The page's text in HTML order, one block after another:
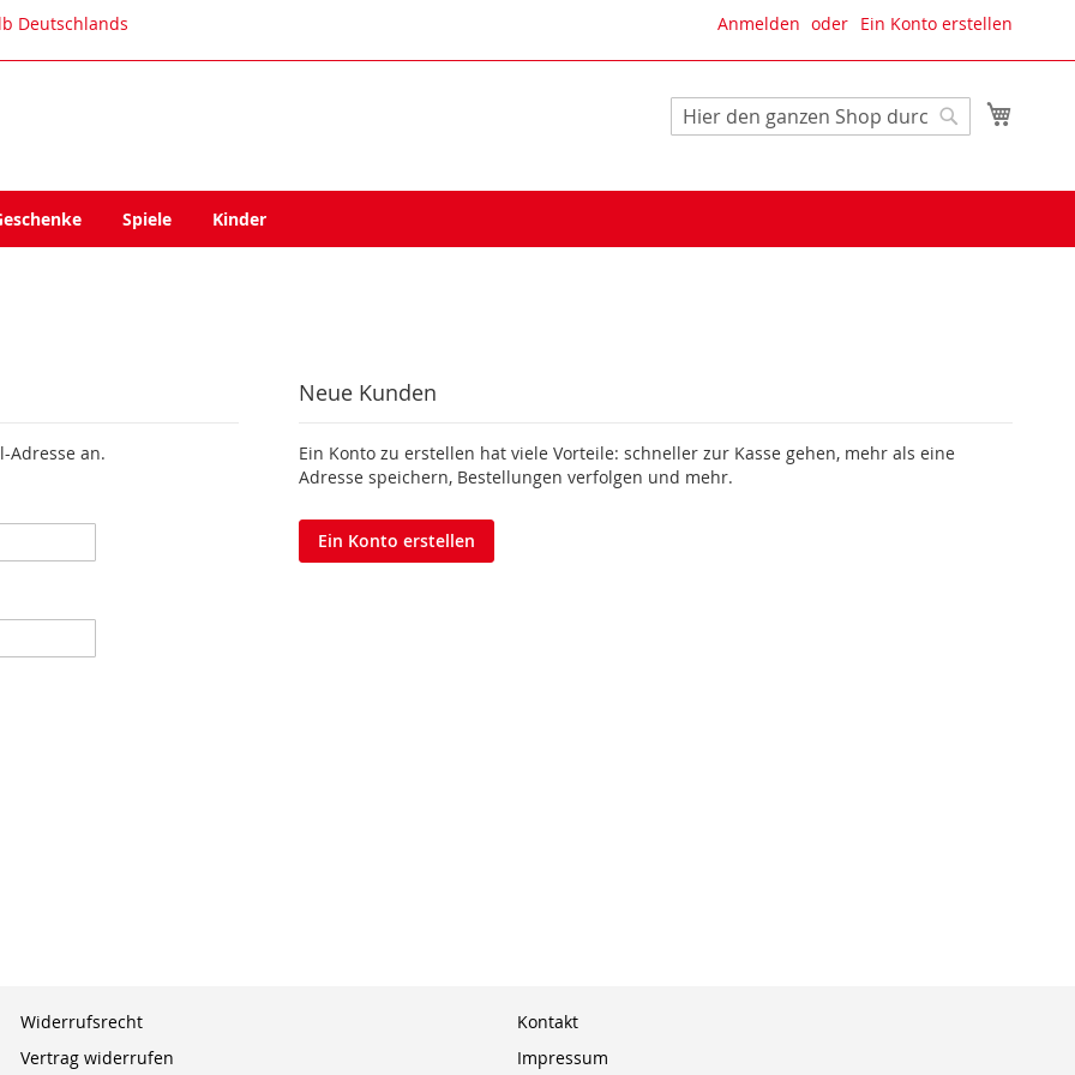
Anmelden Ein Konto erstellen
Deutschlands
Suche
Spiele Kinder
Adresse an.
Neue Kunden
Ein Konto zu erstellen hat viele Vorteile: schneller zur Kasse gehen, mehr als eine
Adresse speichern, Bestellungen verfolgen und mehr.
Ein Konto erstellen
Widerrufsrecht
Vertrag widerrufen
Kontakt
Impressum